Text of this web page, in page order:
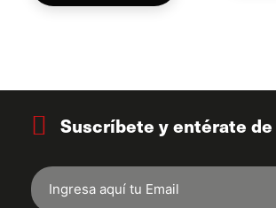
Suscríbete y entérate